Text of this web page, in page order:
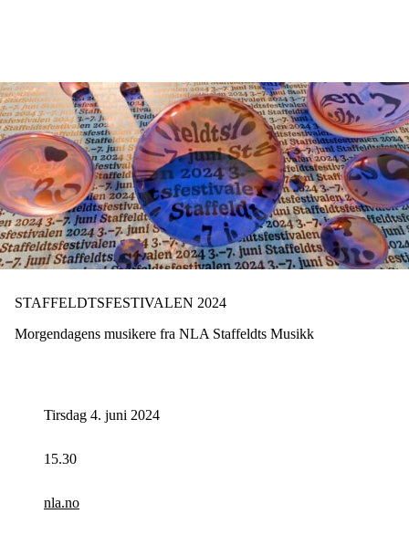
STAFFELDTSFESTIVALEN 2024
Morgendagens musikere fra NLA Staffeldts Musikk
Tirsdag 4. juni 2024
15.30
nla.no